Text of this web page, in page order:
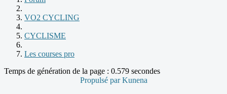
VO2 CYCLING
CYCLISME
Les courses pro
Temps de génération de la page : 0.579 secondes
Propulsé parKunena